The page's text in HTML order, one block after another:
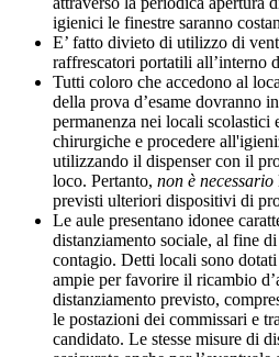
igienici le finestre saranno
E’ fatto divieto di utilizzo di
raffrescatori portatili all’interno
Tutti coloro che accedono al
della prova d’esame dovranno
permanenza nei locali scolastici
chirurgiche e procedere
utilizzando il dispenser con il
loco. Pertanto, non è necessario
previsti ulteriori dispositivi di
Le aule presentano idonee
distanziamento sociale, al fine
contagio. Detti locali sono
ampie per favorire il ricambio
distanziamento previsto,
le postazioni dei commissari e
candidato. Le stesse misure di